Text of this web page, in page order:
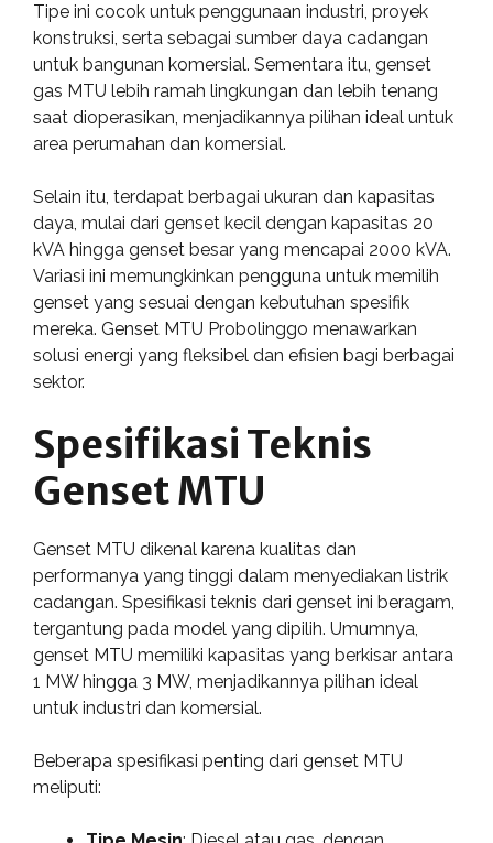
Tipe ini cocok untuk penggunaan industri, proyek
konstruksi, serta sebagai sumber daya cadangan
untuk bangunan komersial. Sementara itu, genset
gas MTU lebih ramah lingkungan dan lebih tenang
saat dioperasikan, menjadikannya pilihan ideal untuk
area perumahan dan komersial.
Selain itu, terdapat berbagai ukuran dan kapasitas
daya, mulai dari genset kecil dengan kapasitas 20
kVA hingga genset besar yang mencapai 2000 kVA.
Variasi ini memungkinkan pengguna untuk memilih
genset yang sesuai dengan kebutuhan spesifik
mereka. Genset MTU Probolinggo menawarkan
solusi energi yang fleksibel dan efisien bagi berbagai
sektor.
Spesifikasi Teknis
Genset MTU
Genset MTU dikenal karena kualitas dan
performanya yang tinggi dalam menyediakan listrik
cadangan. Spesifikasi teknis dari genset ini beragam,
tergantung pada model yang dipilih. Umumnya,
genset MTU memiliki kapasitas yang berkisar antara
1 MW hingga 3 MW, menjadikannya pilihan ideal
untuk industri dan komersial.
Beberapa spesifikasi penting dari genset MTU
meliputi: